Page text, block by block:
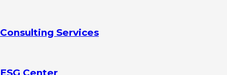
terlibat)
Modal
Consulting Services
ESG Center